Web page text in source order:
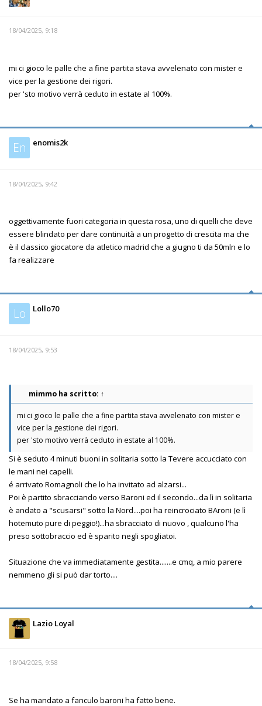
18/04/2025, 9:18
mi ci gioco le palle che a fine partita stava avvelenato con mister e
vice per la gestione dei rigori.
per 'sto motivo verrà ceduto in estate al 100%.
En enomis2k
18/04/2025, 9:42
oggettivamente fuori categoria in questa rosa, uno di quelli che deve
essere blindato per dare continuità a un progetto di crescita ma che
è il classico giocatore da atletico madrid che a giugno ti da 50mln e lo
fa realizzare
Lo Lollo70
18/04/2025, 9:53
mimmo ha scritto: ↑
mi ci gioco le palle che a fine partita stava avvelenato con mister e
vice per la gestione dei rigori.
per 'sto motivo verrà ceduto in estate al 100%.
Si è seduto 4 minuti buoni in solitaria sotto la Tevere accucciato con
le mani nei capelli.
é arrivato Romagnoli che lo ha invitato ad alzarsi...
Poi è partito sbracciando verso Baroni ed il secondo...da lì in solitaria
è andato a "scusarsi" sotto la Nord....poi ha reincrociato BAroni (e lì
hotemuto pure di peggio!)...ha sbracciato di nuovo , qualcuno l'ha
preso sottobraccio ed è sparito negli spogliatoi.
Situazione che va immediatamente gestita.......e cmq, a mio parere
nemmeno gli si può dar torto....
Lazio Loyal
18/04/2025, 9:58
Se ha mandato a fanculo baroni ha fatto bene.